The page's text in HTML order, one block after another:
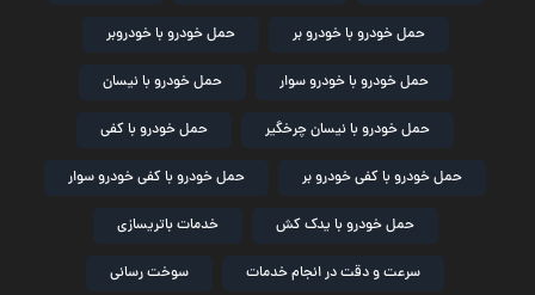
حمل خودرو با خودرو بر حمل خودرو با خودروبر
حمل خودرو با خودرو سوار حمل خودرو با نیسان
حمل خودرو با نیسان چرخگیر حمل خودرو با کفی
حمل خودرو با کفی خودرو بر حمل خودرو با کفی خودرو سوار
حمل خودرو با یدک کش خدمات باتریسازی
سرعت و دقت در انجام خدمات سوخت رسانی